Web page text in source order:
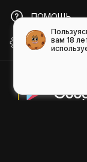
ПОМОЩЬ
API GIFSвам 18